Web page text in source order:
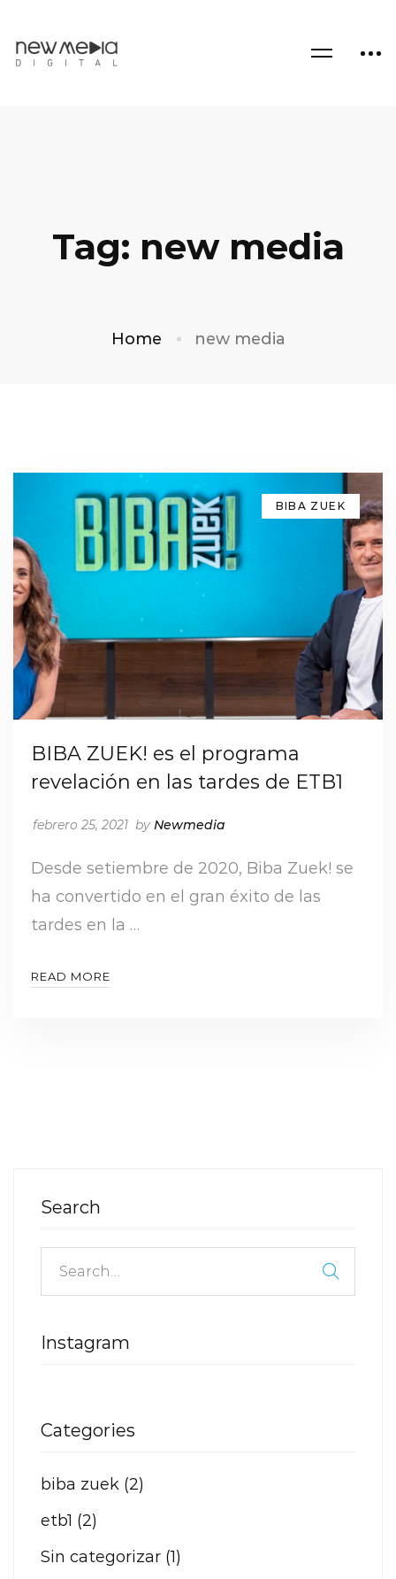
Tag: new media
Home new media
BIBA ZUEK
BIBA ZUEK! es el programa
revelación en las tardes de ETB1
febrero 25, 2021 by Newmedia
Desde setiembre de 2020, Biba Zuek! se
ha convertido en el gran éxito de las
tardes en la …
READ MORE
Search
Instagram
Categories
biba zuek (2)
etb1 (2)
Sin categorizar (1)